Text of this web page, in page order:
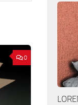
0